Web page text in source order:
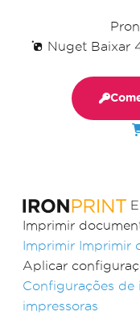
Imprimir
Imprimir Imprimir
Aplicar
Configurações de
impressoras
Nuget Baixar